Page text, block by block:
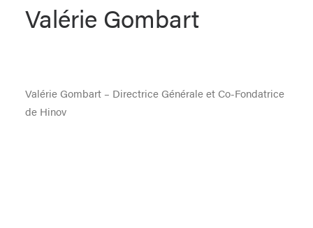
Valérie Gombart
Valérie Gombart – Directrice Générale et Co-Fondatrice
de Hinov